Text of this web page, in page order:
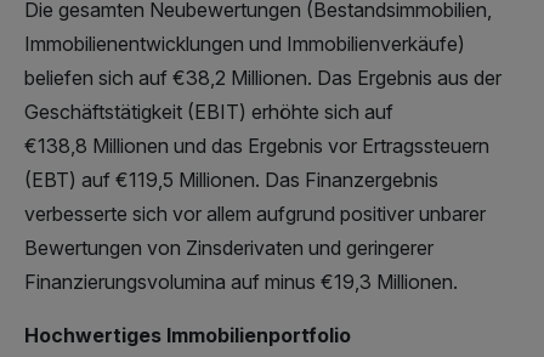
Die gesamten Neubewertungen (Bestandsimmobilien,
Immobilienentwicklungen und Immobilienverkäufe)
beliefen sich auf €38,2 Millionen. Das Ergebnis aus der
Geschäftstätigkeit (EBIT) erhöhte sich auf
€138,8 Millionen und das Ergebnis vor Ertragssteuern
(EBT) auf €119,5 Millionen. Das Finanzergebnis
verbesserte sich vor allem aufgrund positiver unbarer
Bewertungen von Zinsderivaten und geringerer
Finanzierungsvolumina auf minus €19,3 Millionen.
Hochwertiges Immobilienportfolio